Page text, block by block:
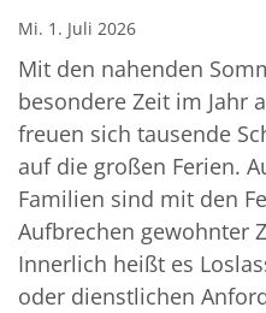
Mi. 1. Juli 2026
Mit den nahenden
besondere Zeit im Jahr
freuen sich tausende
auf die großen Ferien.
Familien sind mit den
Aufbrechen gewohnter
Innerlich heißt es
oder dienstlichen